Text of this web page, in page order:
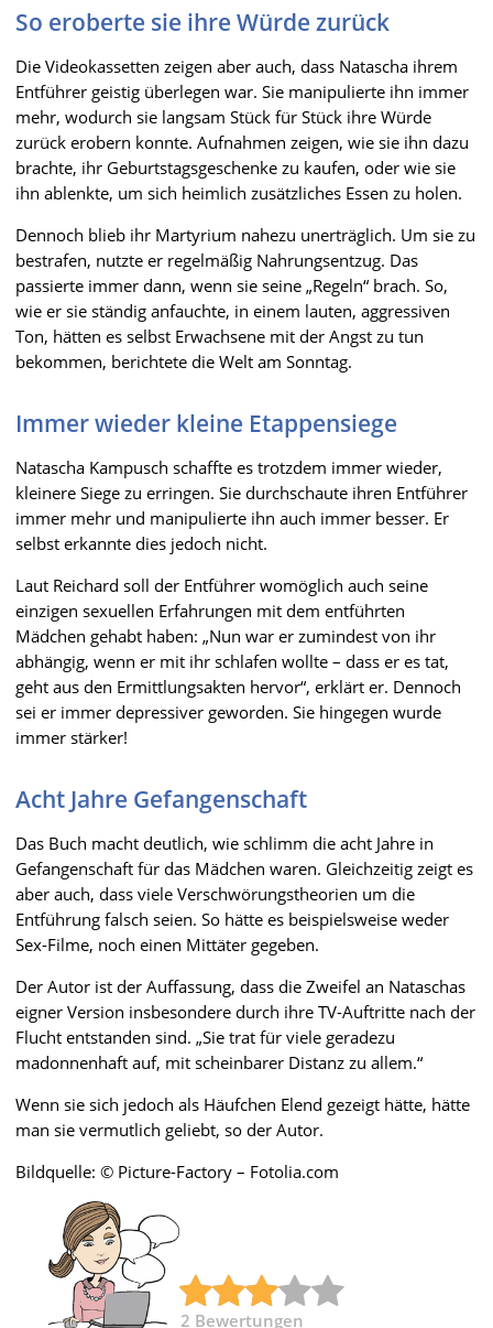
So eroberte sie ihre Würde zurück
Die Videokassetten zeigen aber auch, dass Natascha ihrem
Entführer geistig überlegen war. Sie manipulierte ihn immer
mehr, wodurch sie langsam Stück für Stück ihre Würde
zurück erobern konnte. Aufnahmen zeigen, wie sie ihn dazu
brachte, ihr Geburtstagsgeschenke zu kaufen, oder wie sie
ihn ablenkte, um sich heimlich zusätzliches Essen zu holen.
Dennoch blieb ihr Martyrium nahezu unerträglich. Um sie zu
bestrafen, nutzte er regelmäßig Nahrungsentzug. Das
passierte immer dann, wenn sie seine „Regeln“ brach. So,
wie er sie ständig anfauchte, in einem lauten, aggressiven
Ton, hätten es selbst Erwachsene mit der Angst zu tun
bekommen, berichtete die Welt am Sonntag.
Immer wieder kleine Etappensiege
Natascha Kampusch schaffte es trotzdem immer wieder,
kleinere Siege zu erringen. Sie durchschaute ihren Entführer
immer mehr und manipulierte ihn auch immer besser. Er
selbst erkannte dies jedoch nicht.
Laut Reichard soll der Entführer womöglich auch seine
einzigen sexuellen Erfahrungen mit dem entführten
Mädchen gehabt haben: „Nun war er zumindest von ihr
abhängig, wenn er mit ihr schlafen wollte – dass er es tat,
geht aus den Ermittlungsakten hervor“, erklärt er. Dennoch
sei er immer depressiver geworden. Sie hingegen wurde
immer stärker!
Acht Jahre Gefangenschaft
Das Buch macht deutlich, wie schlimm die acht Jahre in
Gefangenschaft für das Mädchen waren. Gleichzeitig zeigt es
aber auch, dass viele Verschwörungstheorien um die
Entführung falsch seien. So hätte es beispielsweise weder
Sex-Filme, noch einen Mittäter gegeben.
Der Autor ist der Auffassung, dass die Zweifel an Nataschas
eigner Version insbesondere durch ihre TV-Auftritte nach der
Flucht entstanden sind. „Sie trat für viele geradezu
madonnenhaft auf, mit scheinbarer Distanz zu allem.“
Wenn sie sich jedoch als Häufchen Elend gezeigt hätte, hätte
man sie vermutlich geliebt, so der Autor.
Bildquelle: © Picture-Factory – Fotolia.com
2 Bewertungen